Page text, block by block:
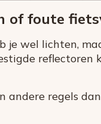
of foute
je wel lichten,
reflectoren
regels